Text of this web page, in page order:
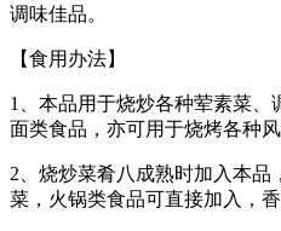
调味佳品。
【食用办法】
1、本品用于烧炒各种荤素菜、
面类食品，亦可用于烧烤各种风
2、烧炒菜肴八成熟时加入本
菜，火锅类食品可直接加入，香